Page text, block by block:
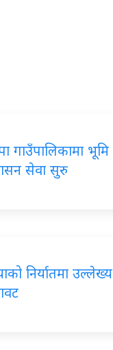
गाउँपालिकामा भूमि
सेवा सुरु
निर्यातमा उल्लेख्य